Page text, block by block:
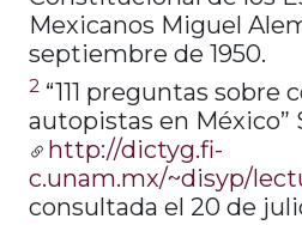
Mexicanos Miguel
septiembre de 1950.
2 “111 preguntas sobre
autopistas en México”
http://dictyg.fi-
c.unam.mx/~disyp/
consultada el 20 de